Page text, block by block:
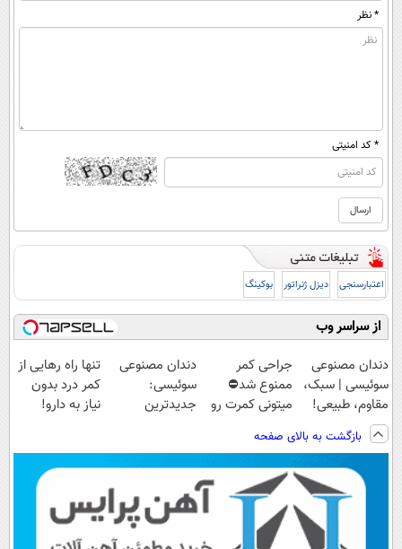
* نظر
* کد امنیتی
اعتبارسنجی دیزل ژنراتور بوکینگ
از سراسر وب
دندان مصنوعی
سوئیسی | سبک،
مقاوم، طبیعی!
ویزیت
رایگان+پرداخت
اقساطی😍
جراحی کمر
ممنوع شد⛔
میتونی کمرت رو
کنی! 👈🏻
پرسش‌نامه
دندان مصنوعی
سوئیسی:
جدیدترین
پرداخت قسطی
تنها راه رهایی از
کمر درد بدون
نیاز به دارو!
بازگشت به بالای صفحه